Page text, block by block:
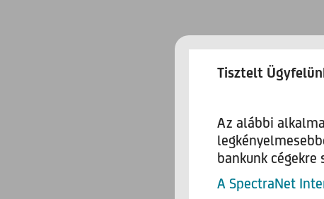
Tisztelt
Az alábbi
bankunk
A SpectraNet